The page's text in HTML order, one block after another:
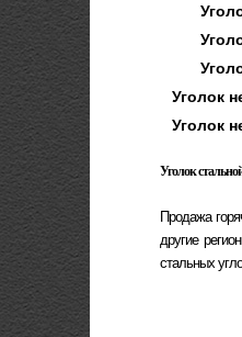
Уголок
Уголок
Уголок
Продажа
другие
стальных